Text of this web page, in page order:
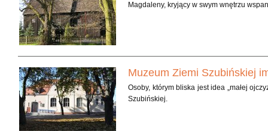
Magdaleny, kryjący w swym wnętrzu
Muzeum Ziemi Szubińskiej
Osoby, którym bliska jest idea „małej
Szubińskiej.